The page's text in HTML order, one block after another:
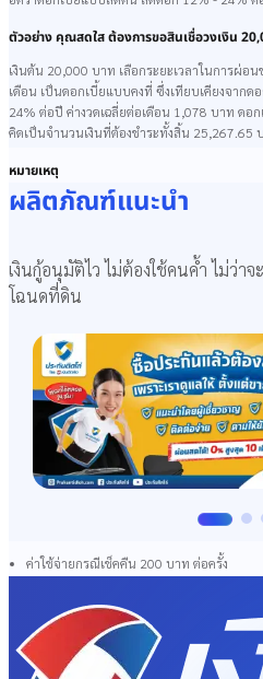
ตัวอย่าง คุณสดใส ต้องการขอสินเชื่อวงเงิน
เงินต้น 20,000 บาท เลือกระยะเวลาในการผ่อ
เดือน เป็นดอกเบี้ยแบบคงที่ ซึ่งเทียบเคียงจาก
24% ต่อปี ค่างวดเฉลี่ยต่อเดือน 1,078 บาท ด
คิดเป็นจำนวนเงินที่ต้องชำระทั้งสิ้น 25,267.65
หมายเหตุ
ดอกเบี้ยข้างต้นเป็นการคำนวณโดยประมา
กู้เท่าที่จำเป็นและชำระคืนไหว อัตราดอกเบี้
ระยะเวลาผ่อนชำระ 12 - 60 เดือน
หมายเหตุ อัตราดอกเบี้ย ค่าธรรมเนียมและค่าใ
ดอกเบี้ย ค่าปรับ ค่าบริการ และค่าธรรมเนีย
ค่าธรรมเนียมในการเบิกถอนเงินกู้ผ่านช่องท
คำนวณรวมกับดอกเบี้ยของแต่ละสัญญานั้นๆ
ค่าธรรมเนียมในการโอนเงินสินเชื่อเข้าบัญ
(เมื่อคำนวณรวมกับดอกเบี้ย ของแต่ละสัญญา
ค่าใช้จ่ายในการทวงถามหนี้ (รวมภาษีมูลค่า
ค่าใช้จ่ายกรณีเช็คคืน 200 บาท ต่อครั้ง
ผลิตภัณฑ์แนะนำ
เงินกู้อนุมัติไว ไม่ต้องใช้คนค้ำ ไม่ว่า
โฉนดที่ดิน